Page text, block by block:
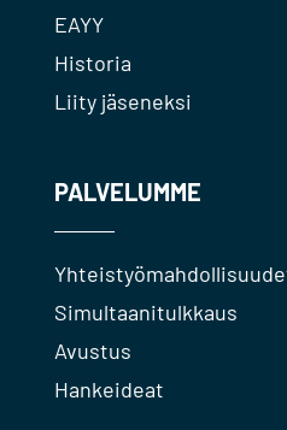
EAYY
Historia
Liity jäseneksi
PALVELUMME
Simultaanitulkkaus
Avustus
Hankeideat